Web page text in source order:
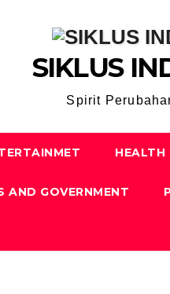
SIKLUS
Spirit
HEALTH
AND GOVERNMENT